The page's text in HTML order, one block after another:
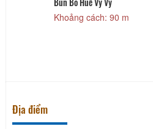
Khoảng cách: 90 m
Địa điểm